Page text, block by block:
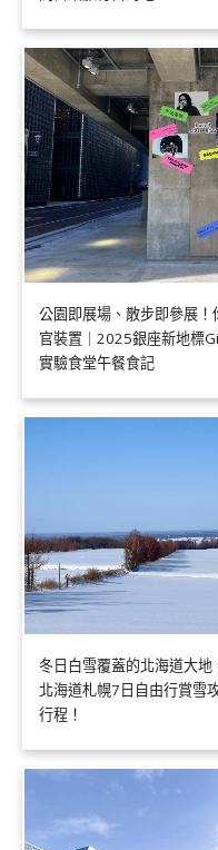
公園即展場、散步即參展
官裝置｜2025銀座新地標
實驗食堂午餐食記
冬日白雪覆蓋的北海道大
北海道札幌7日自由行賞雪
行程！